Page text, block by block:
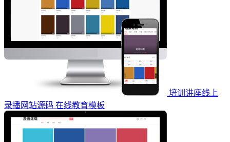
培训讲座线上
录播网站源码 在线教育模板